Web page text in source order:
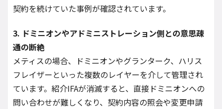
契約を続けていた事例が確認されています。
3. ドミニオンやアドミニストレーション側との意思疎
通の断絶
メティスの場合、ドミニオンやグランターク、ハリス
フレイザーといった複数のレイヤーを介して管理され
ています。紹介IFAが消滅すると、直接ドミニオンへの
問い合わせが難しくなり、契約内容の照会や変更申請